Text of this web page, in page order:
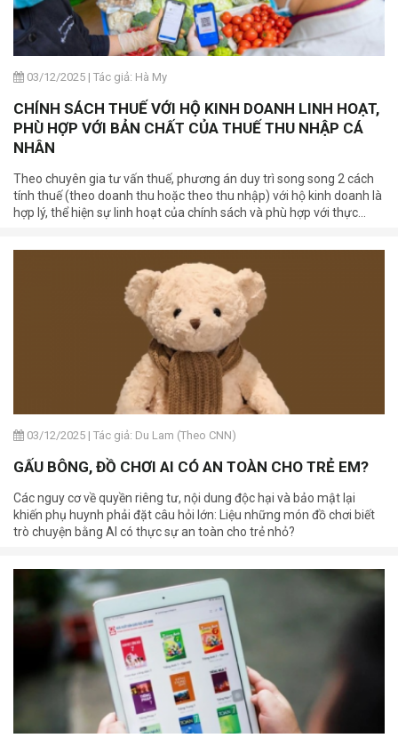
03/12/2025 | Tác giả: Hà My
CHÍNH SÁCH THUẾ VỚI HỘ KINH DOANH LINH HOẠT,
PHÙ HỢP VỚI BẢN CHẤT CỦA THUẾ THU NHẬP CÁ
NHÂN
Theo chuyên gia tư vấn thuế, phương án duy trì song song 2 cách
tính thuế (theo doanh thu hoặc theo thu nhập) với hộ kinh doanh là
hợp lý, thể hiện sự linh hoạt của chính sách và phù hợp với thực
03/12/2025 | Tác giả: Du Lam (Theo CNN)
GẤU BÔNG, ĐỒ CHƠI AI CÓ AN TOÀN CHO TRẺ EM?
Các nguy cơ về quyền riêng tư, nội dung độc hại và bảo mật lại
khiến phụ huynh phải đặt câu hỏi lớn: Liệu những món đồ chơi biết
trò chuyện bằng AI có thực sự an toàn cho trẻ nhỏ?